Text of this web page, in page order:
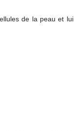
de la peau et lui